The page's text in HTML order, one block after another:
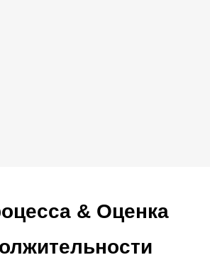
& Оценка